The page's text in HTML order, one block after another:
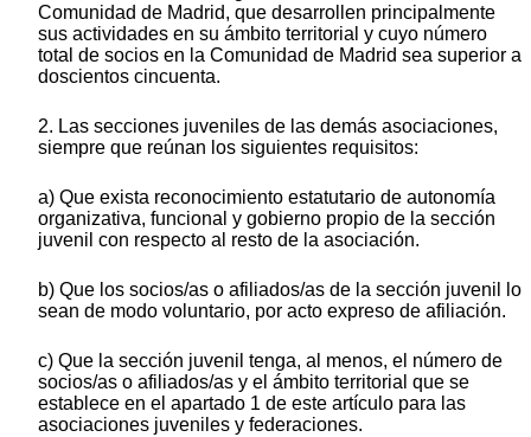
Comunidad de Madrid, que desarrollen principalmente
sus actividades en su ámbito territorial y cuyo número
total de socios en la Comunidad de Madrid sea superior a
doscientos cincuenta.
2. Las secciones juveniles de las demás asociaciones,
siempre que reúnan los siguientes requisitos:
a) Que exista reconocimiento estatutario de autonomía
organizativa, funcional y gobierno propio de la sección
juvenil con respecto al resto de la asociación.
b) Que los socios/as o afiliados/as de la sección juvenil lo
sean de modo voluntario, por acto expreso de afiliación.
c) Que la sección juvenil tenga, al menos, el número de
socios/as o afiliados/as y el ámbito territorial que se
establece en el apartado 1 de este artículo para las
asociaciones juveniles y federaciones.